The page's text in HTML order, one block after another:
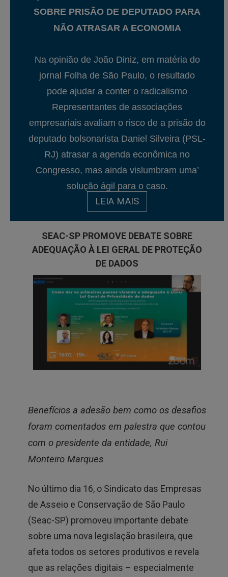
SOBRE PRISÃO DE DEPUTADO PARA
NÃO ATRASAR A ECONOMIA
Na opinião de João Diniz, em matéria do
jornal Folha de São Paulo, o resultado
pode ajudar a conter o radicalismo
Representantes de associações
empresariais avaliam o risco de a prisão do
deputado bolsonarista Daniel Silveira (PSL-
RJ) atrasar a agenda econômica no
Congresso, mas ainda vislumbram uma’
solução ágil para o caso.
LEIA MAIS
SEAC-SP PROMOVE DEBATE SOBRE
ADEQUAÇÃO À LEI GERAL DE PROTEÇÃO
DE DADOS
Benefícios a adesão bem como os desafios
foram comentados em palestra que contou
com o presidente da entidade, Rui
Monteiro Marques
No último dia 16, o Sindicato das Empresas
de Asseio e Conservação de São Paulo
(Seac-SP) promoveu importante debate
sobre uma nova legislação brasileira, que
afeta todos os setores produtivos e revela
que as relações digitais – especialmente